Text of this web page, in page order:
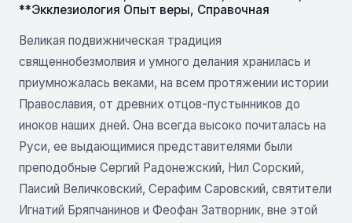
**Экклезиология Опыт веры, Справочная
Великая подвижническая традиция
священнобезмолвия и умного делания хранилась и
приумножалась веками, на всем протяжении истории
Православия, от древних отцов-пустынников до
иноков наших дней. Она всегда высоко почиталась на
Руси, ее выдающимися представителями были
преподобные Сергий Радонежский, Нил Сорский,
Паисий Величковский, Серафим Саровский, святители
Игнатий Бряпчанинов и Феофан Затворник, вне этой